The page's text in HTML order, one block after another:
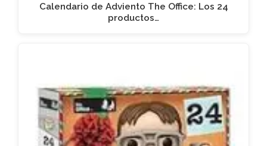
Calendario de Adviento The Office: Los 24
productos…